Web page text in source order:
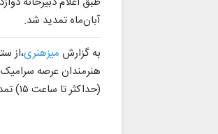
آبان‌ماه تمدید شد.
به گزارش میزهنری،از
(حداکثر تا ساعت ۱۵) تمدید شد.